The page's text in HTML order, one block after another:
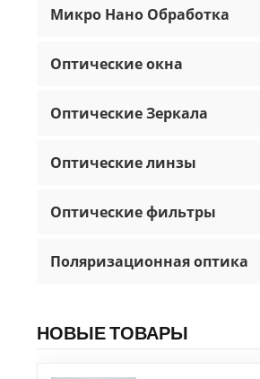
Микро Нано Обработка
Оптические окна
Оптические Зеркала
Оптические линзы
Оптические фильтры
Поляризационная оптика
НОВЫЕ ТОВАРЫ